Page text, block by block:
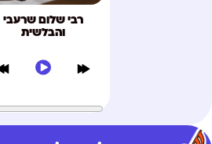
רבי שלום שרעבי
והבלשית